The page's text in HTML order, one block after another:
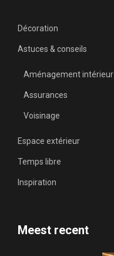
Décoration
Astuces & conseils
Aménagement intérieur
Assurances
Voisinage
Espace extérieur
Temps libre
Inspiration
Meest recent